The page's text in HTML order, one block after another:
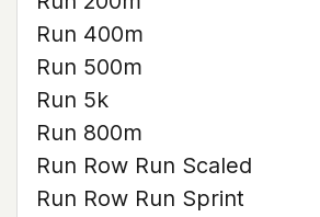
Run 400m
Run 500m
Run 5k
Run 800m
Run Row Run Scaled
Run Row Run Sprint